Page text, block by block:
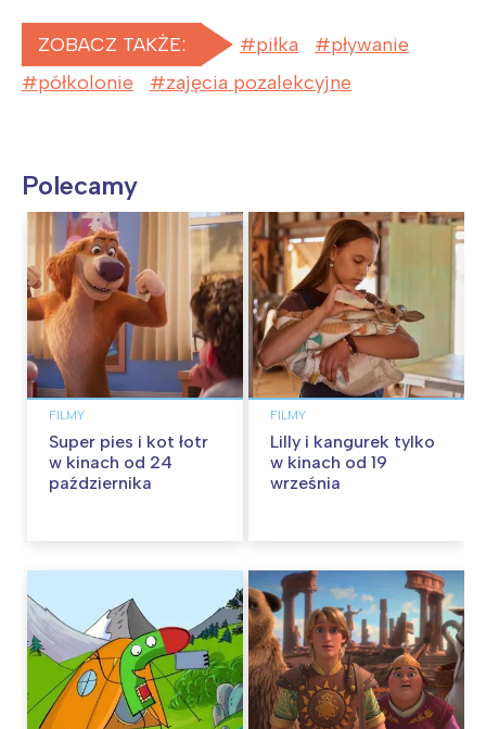
ZOBACZ TAKŻE: piłka
pływanie
półkolonie
zajęcia pozalekcyjne
Polecamy
FILMY
Super pies i kot łotr
w kinach od 24
października
FILMY
Lilly i kangurek tylko
w kinach od 19
września